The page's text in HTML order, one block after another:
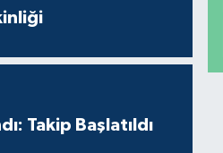
Takip Başlatıldı